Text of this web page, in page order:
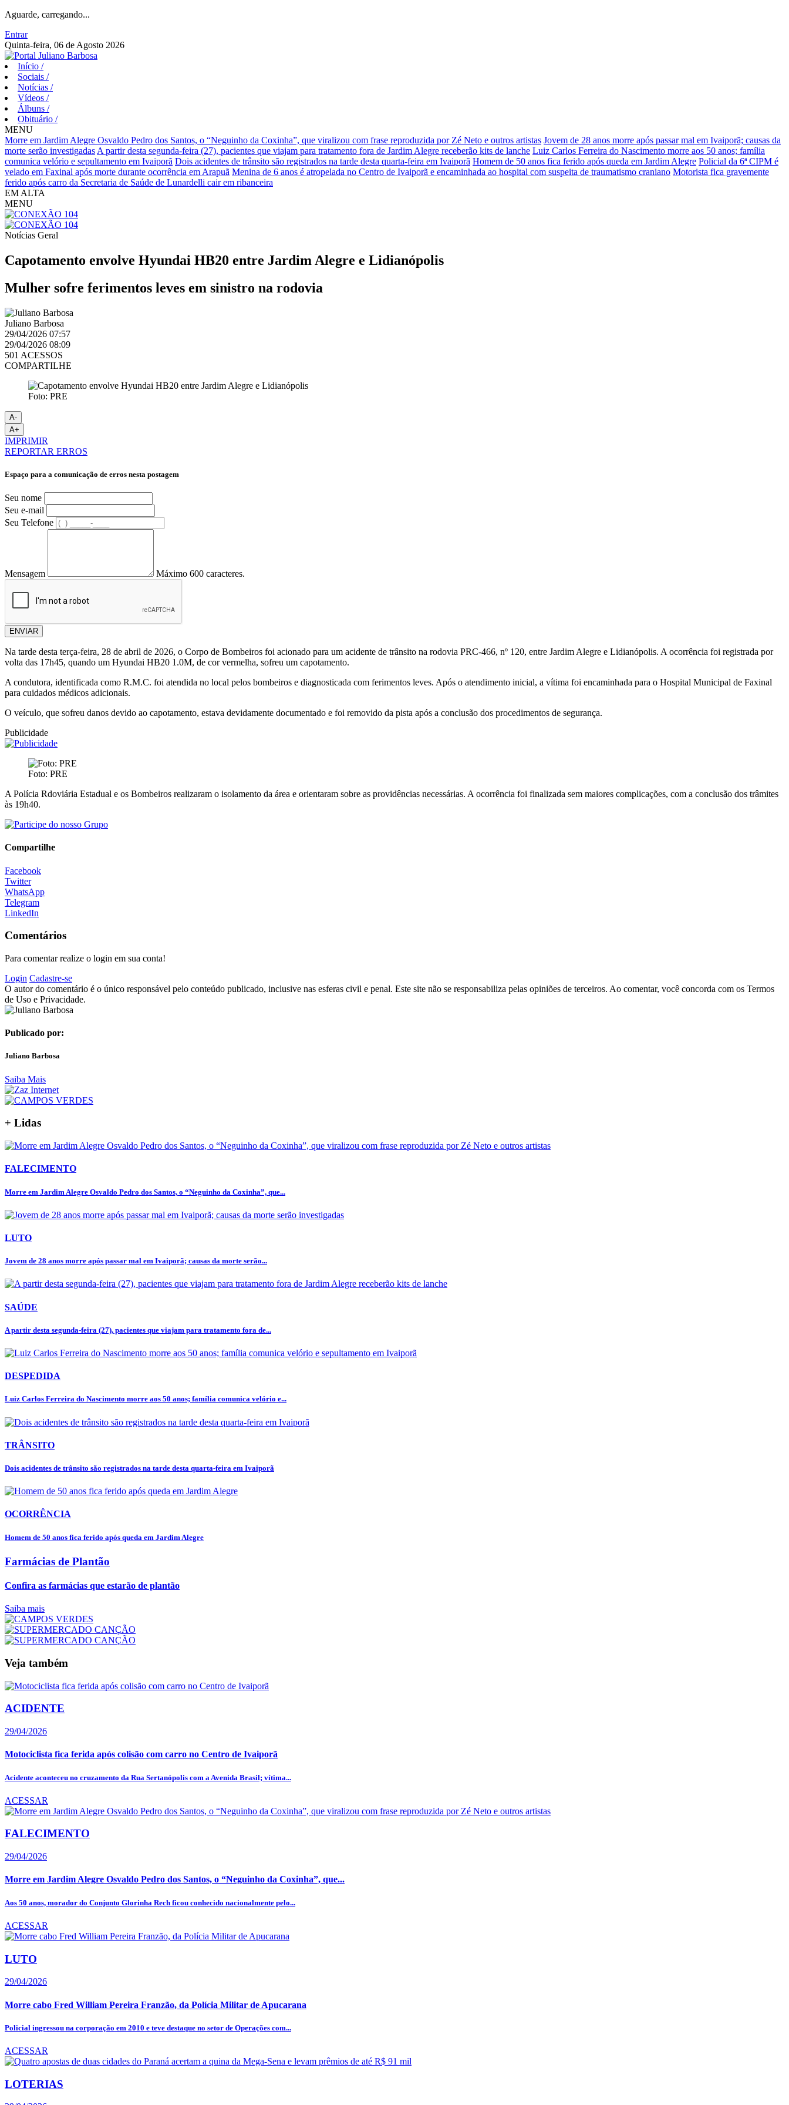
Aguarde, carregando...
Entrar
Quinta-feira, 06 de Agosto 2026
Início /
Sociais /
Notícias /
Vídeos /
Álbuns /
Obituário /
MENU
Morre em Jardim Alegre Osvaldo Pedro dos Santos, o “Neguinho da Coxinha”, que viralizou com frase reproduzida por Zé Neto e outros artistas Jovem de 28 anos morre após passar mal em Ivaiporã; causas da
morte serão investigadas A partir desta segunda-feira (27), pacientes que viajam para tratamento fora de Jardim Alegre receberão kits de lanche Luiz Carlos Ferreira do Nascimento morre aos 50 anos; família
comunica velório e sepultamento em Ivaiporã Dois acidentes de trânsito são registrados na tarde desta quarta-feira em Ivaiporã Homem de 50 anos fica ferido após queda em Jardim Alegre Policial da 6ª CIPM é
velado em Faxinal após morte durante ocorrência em Arapuã Menina de 6 anos é atropelada no Centro de Ivaiporã e encaminhada ao hospital com suspeita de traumatismo craniano Motorista fica gravemente
ferido após carro da Secretaria de Saúde de Lunardelli cair em ribanceira
EM ALTA
MENU
Notícias Geral
Capotamento envolve Hyundai HB20 entre Jardim Alegre e Lidianópolis
Mulher sofre ferimentos leves em sinistro na rodovia
Juliano Barbosa
29/04/2026 07:57
29/04/2026 08:09
501 ACESSOS
COMPARTILHE
Foto: PRE
A-
A+
IMPRIMIR
REPORTAR ERROS
Espaço para a comunicação de erros nesta postagem
Seu nome
Seu e-mail
Seu Telefone
Mensagem Máximo 600 caracteres.
ENVIAR
Na tarde desta terça-feira, 28 de abril de 2026, o Corpo de Bombeiros foi acionado para um acidente de trânsito na rodovia PRC-466, nº 120, entre Jardim Alegre e Lidianópolis. A ocorrência foi registrada por
volta das 17h45, quando um Hyundai HB20 1.0M, de cor vermelha, sofreu um capotamento.
A condutora, identificada como R.M.C. foi atendida no local pelos bombeiros e diagnosticada com ferimentos leves. Após o atendimento inicial, a vítima foi encaminhada para o Hospital Municipal de Faxinal
para cuidados médicos adicionais.
O veículo, que sofreu danos devido ao capotamento, estava devidamente documentado e foi removido da pista após a conclusão dos procedimentos de segurança.
Publicidade
Foto: PRE
A Polícia Rdoviária Estadual e os Bombeiros realizaram o isolamento da área e orientaram sobre as providências necessárias. A ocorrência foi finalizada sem maiores complicações, com a conclusão dos trâmites
às 19h40.
Compartilhe
Facebook
Twitter
WhatsApp
Telegram
LinkedIn
Comentários
Para comentar realize o login em sua conta!
Login Cadastre-se
O autor do comentário é o único responsável pelo conteúdo publicado, inclusive nas esferas civil e penal. Este site não se responsabiliza pelas opiniões de terceiros. Ao comentar, você concorda com os Termos
de Uso e Privacidade.
Publicado por:
Juliano Barbosa
Saiba Mais
+ Lidas
FALECIMENTO
Morre em Jardim Alegre Osvaldo Pedro dos Santos, o “Neguinho da Coxinha”, que...
LUTO
Jovem de 28 anos morre após passar mal em Ivaiporã; causas da morte serão...
SAÚDE
A partir desta segunda-feira (27), pacientes que viajam para tratamento fora de...
DESPEDIDA
Luiz Carlos Ferreira do Nascimento morre aos 50 anos; família comunica velório e...
TRÂNSITO
Dois acidentes de trânsito são registrados na tarde desta quarta-feira em Ivaiporã
OCORRÊNCIA
Homem de 50 anos fica ferido após queda em Jardim Alegre
Farmácias de Plantão
Confira as farmácias que estarão de plantão
Saiba mais
Veja também
ACIDENTE
29/04/2026
Motociclista fica ferida após colisão com carro no Centro de Ivaiporã
Acidente aconteceu no cruzamento da Rua Sertanópolis com a Avenida Brasil; vítima...
ACESSAR
FALECIMENTO
29/04/2026
Morre em Jardim Alegre Osvaldo Pedro dos Santos, o “Neguinho da Coxinha”, que...
Aos 50 anos, morador do Conjunto Glorinha Rech ficou conhecido nacionalmente pelo...
ACESSAR
LUTO
29/04/2026
Morre cabo Fred William Pereira Franzão, da Polícia Militar de Apucarana
Policial ingressou na corporação em 2010 e teve destaque no setor de Operações com...
ACESSAR
LOTERIAS